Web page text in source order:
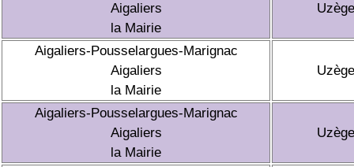
Aigaliers
la Mairie
Uzège
Aigaliers-Pousselargues-Marignac
Aigaliers
la Mairie
Uzège
Aigaliers-Pousselargues-Marignac
Aigaliers
la Mairie
Uzège